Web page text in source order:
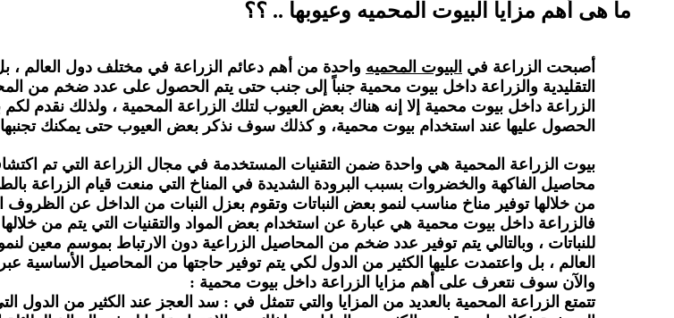
ما هى أهم مزايا البيوت المحميه وعيوبها .. ؟؟
أصبحت الزراعة في البيوت المحميه واحدة من أهم دعائم الزراعة في مختلف دول العالم ،
التقليدية والزراعة داخل بيوت محمية جنباً إلى جنب حتى يتم الحصول على عدد ضخم من
الزراعة داخل بيوت محمية إلا إنه هناك بعض العيوب لتلك الزراعة المحمية ، ولذلك نقدم
الحصول عليها عند استخدام بيوت محمية، و كذلك سوف نذكر بعض العيوب حتى يمكنك تجنبها
بيوت الزراعة المحمية هي واحدة ضمن التقنيات المستخدمة في مجال الزراعة التي تم
محاصيل الفاكهة والخضروات بسبب البرودة الشديدة في المناخ التي منعت قيام الزراعة
من خلالها توفير مناخ مناسب لنمو بعض النباتات وتقوم بعزل النبات من الداخل عن الظروف
فالزراعة داخل بيوت محمية هي عبارة عن استخدام بعض المواد والتقنيات التي يتم من
للنباتات ، وبالتالي يتم توفير عدد ضخم من المحاصيل الزراعية دون الارتباط بموسم معين
العالم ، بل واعتمدت عليها الكثير من الدول لكي يتم توفير حاجتها من المحاصيل الأساسية
والآن سوف نتعرف على أهم مزايا الزراعة داخل بيوت محمية :
تتمتع الزراعة المحمية بالعديد من المزايا والتي تتمثل في : سد العجز عند الكثير من